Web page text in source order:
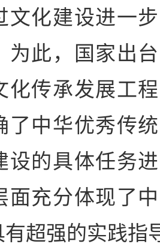
文化建设进一
为此，国家出
化传承发展工
了中华优秀传
设的具体任务
面充分体现了
超强的实践指